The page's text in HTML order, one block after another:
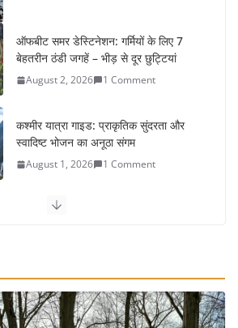
ऑफबीट समर डेस्टिनेशन: गर्मियों के लिए 7
बेहतरीन ठंडी जगहें – भीड़ से दूर छुट्टियां
August 2, 2026 1 Comment
कश्मीर यात्रा गाइड: प्राकृतिक सुंदरता और
स्वादिष्ट भोजन का अनूठा संगम
August 1, 2026 1 Comment
वॉकिंग एक्सरसाइज: 1 महीने में पाएं 3-4
पवित्र तीर्थ स्थल, दर्शन स्थल और पहुंच मार्ग